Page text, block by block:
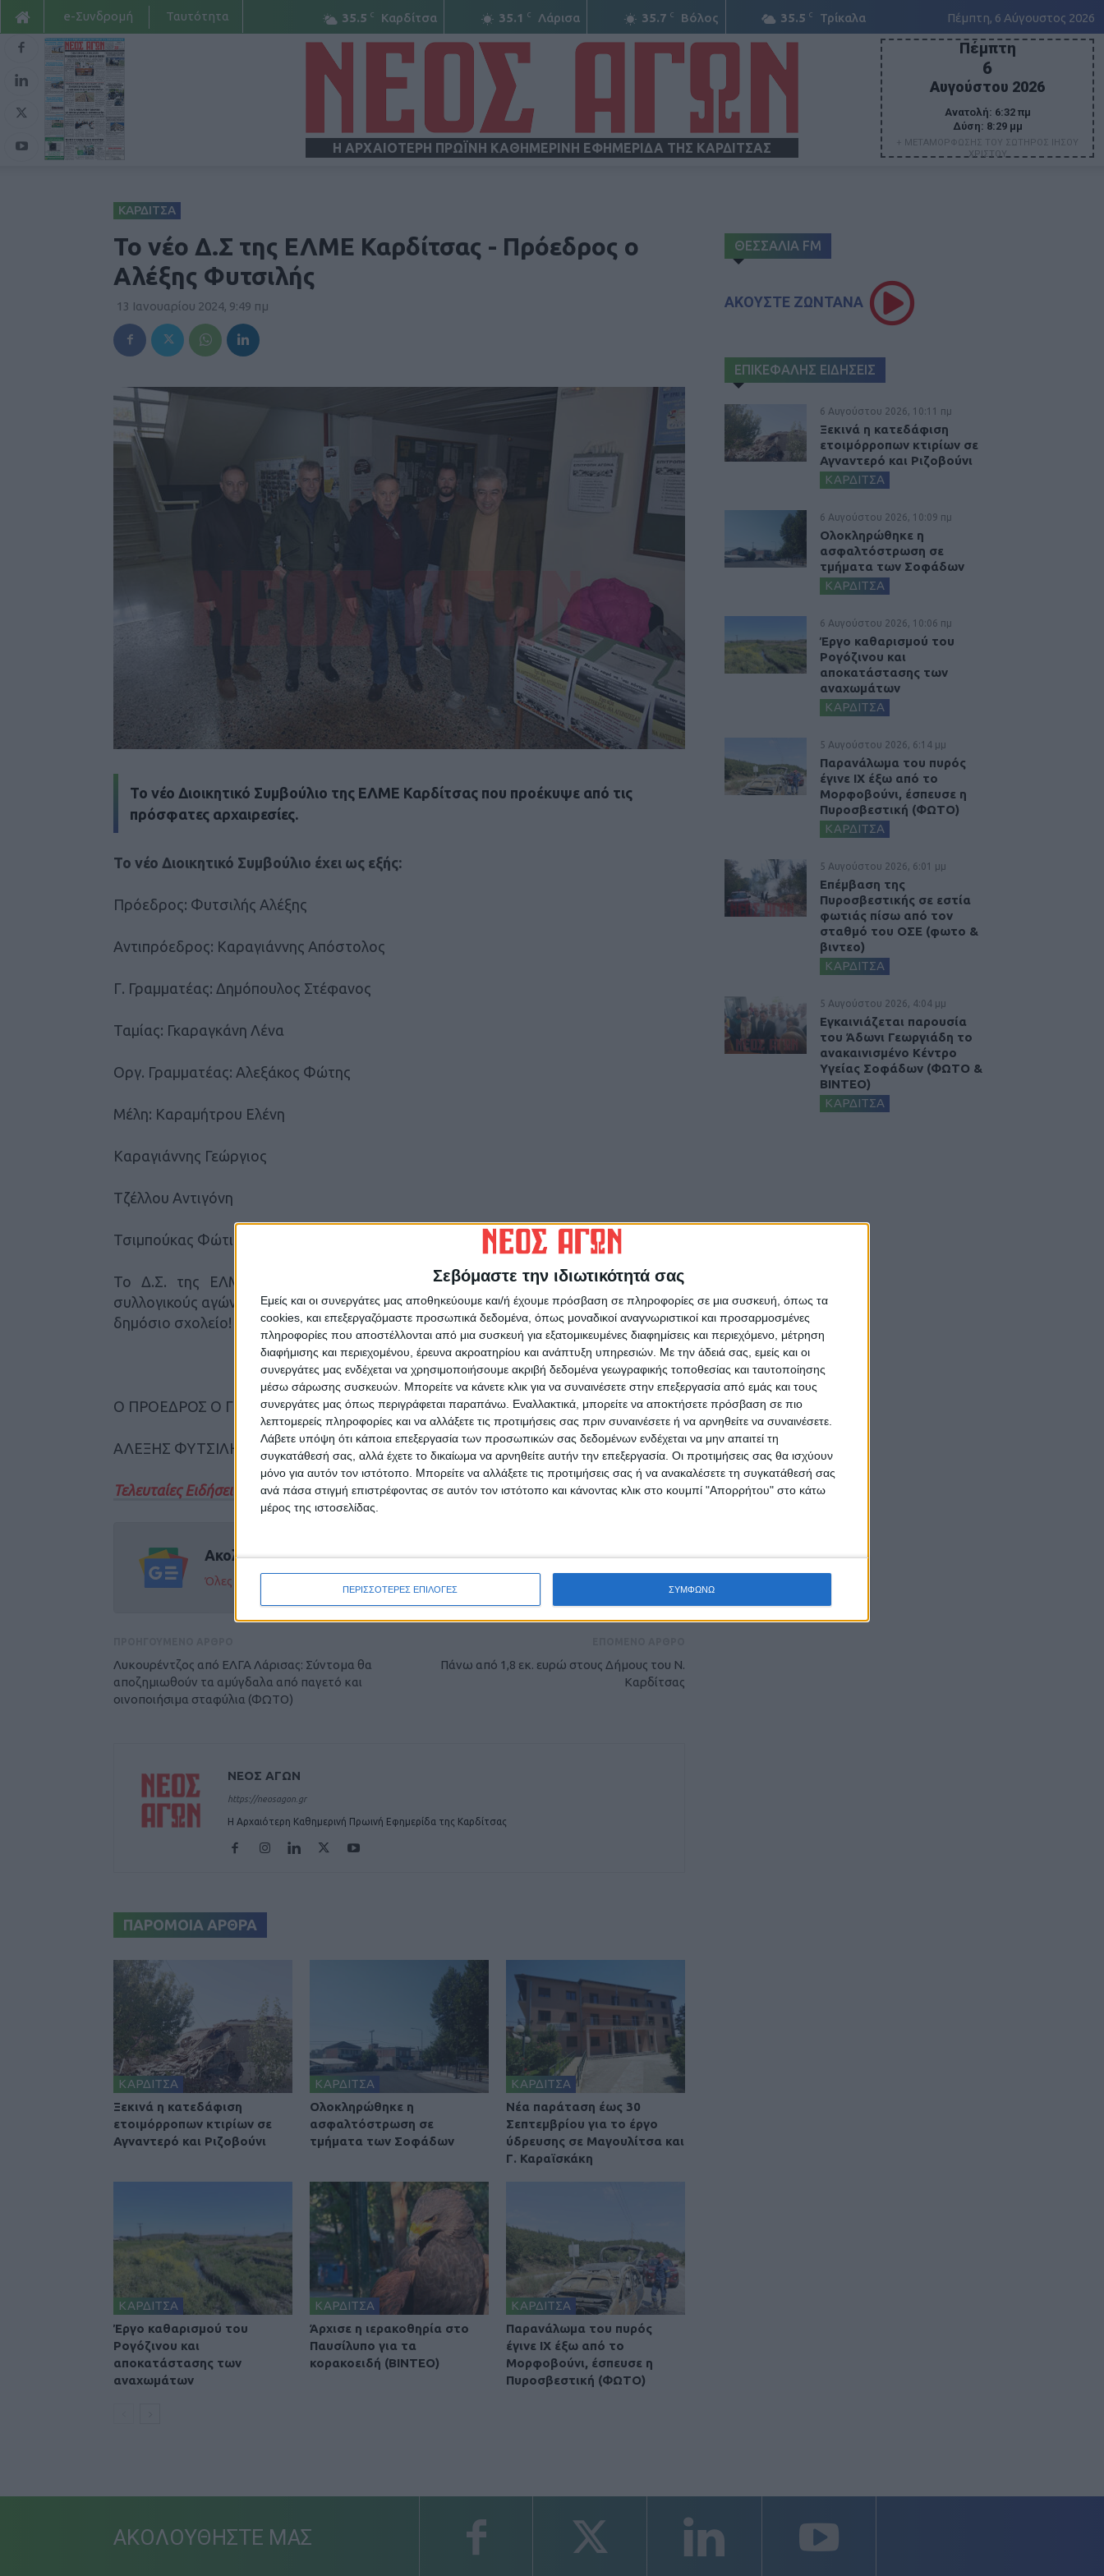
Σεβόμαστε την ιδιωτικότητά σας
Εμείς και οι συνεργάτες μας αποθηκεύουμε και/ή έχουμε πρόσβαση σε πληροφορίες σε μια συσκευή, όπως τα
cookies, και επεξεργαζόμαστε προσωπικά δεδομένα, όπως μοναδικοί αναγνωριστικοί και προσαρμοσμένες
πληροφορίες που αποστέλλονται από μια συσκευή για εξατομικευμένες διαφημίσεις και περιεχόμενο, μέτρηση
διαφήμισης και περιεχομένου, έρευνα ακροατηρίου και ανάπτυξη υπηρεσιών. Με την άδειά σας, εμείς και οι
συνεργάτες μας ενδέχεται να χρησιμοποιήσουμε ακριβή δεδομένα γεωγραφικής τοποθεσίας και ταυτοποίησης
μέσω σάρωσης συσκευών. Μπορείτε να κάνετε κλικ για να συναινέσετε στην επεξεργασία από εμάς και τους
συνεργάτες μας όπως περιγράφεται παραπάνω. Εναλλακτικά, μπορείτε να αποκτήσετε πρόσβαση σε πιο
λεπτομερείς πληροφορίες και να αλλάξετε τις προτιμήσεις σας πριν συναινέσετε ή να αρνηθείτε να συναινέσετε.
Λάβετε υπόψη ότι κάποια επεξεργασία των προσωπικών σας δεδομένων ενδέχεται να μην απαιτεί τη
συγκατάθεσή σας, αλλά έχετε το δικαίωμα να αρνηθείτε αυτήν την επεξεργασία. Οι προτιμήσεις σας θα ισχύουν
μόνο για αυτόν τον ιστότοπο. Μπορείτε να αλλάξετε τις προτιμήσεις σας ή να ανακαλέσετε τη συγκατάθεσή σας
ανά πάσα στιγμή επιστρέφοντας σε αυτόν τον ιστότοπο και κάνοντας κλικ στο κουμπί "Απορρήτου" στο κάτω
μέρος της ιστοσελίδας.
ΠΕΡΙΣΣΟΤΕΡΕΣ ΕΠΙΛΟΓΕΣ ΣΥΜΦΩΝΩ
35.5 C Καρδίτσα 35.1 C Λάρισα 35.7 C Βόλος 35.5 C Τρίκαλα Πέμπτη, 6 Αύγουστος 2026
e-Συνδρομή Ταυτότητα
Η ΑΡΧΑΙΟΤΕΡΗ ΠΡΩΪΝΗ ΚΑΘΗΜΕΡΙΝΗ ΕΦΗΜΕΡΙΔΑ ΤΗΣ ΚΑΡΔΙΤΣΑΣ
Πέμπτη
6
Αυγούστου 2026
Ανατολή: 6:32 πμ
Δύση: 8:29 μμ
+ ΜΕΤΑΜΟΡΦΩΣΗΣ ΤΟΥ ΣΩΤΗΡΟΣ ΙΗΣΟΥ
ΧΡΙΣΤΟΥ
ΚΑΡΔΙΤΣΑ
To νέο Δ.Σ της ΕΛΜΕ Καρδίτσας - Πρόεδρος ο
Αλέξης Φυτσιλής
13 Ιανουαρίου 2024, 9:49 πμ
Το νέο Διοικητικό Συμβούλιο της ΕΛΜΕ Καρδίτσας που προέκυψε από τις
πρόσφατες αρχαιρεσίες.
Το νέο Διοικητικό Συμβούλιο έχει ως εξής:
Πρόεδρος: Φυτσιλής Αλέξης
Αντιπρόεδρος: Καραγιάννης Απόστολος
Γ. Γραμματέας: Δημόπουλος Στέφανος
Ταμίας: Γκαραγκάνη Λένα
Οργ. Γραμματέας: Αλεξάκος Φώτης
Μέλη: Καραμήτρου Ελένη
Καραγιάννης Γεώργιος
Τζέλλου Αντιγόνη
Τσιμπούκας Φώτιος
Το Δ.Σ. της ΕΛΜΕ Καρδίτσας εύχεται καλή χρονιά με υγεία και δύναμη για
συλλογικούς αγώνες υπεράσπισης των δικαιωμάτων μαθητών και εκπαιδευτικών στο
δημόσιο σχολείο!
Για το Δ. Σ. της ΕΛΜΕ Καρδίτσας
Ο ΠΡΟΕΔΡΟΣ Ο Γ. ΓΡΑΜΜΑΤΕΑΣ
ΑΛΕΞΗΣ ΦΥΤΣΙΛΗΣ. ΣΤΕΦΑΝΟΣ ΔΗΜΟΠΟΥΛΟΣ
Τελευταίες Ειδήσεις Σήμερα
Ακολούθησε την εφημερίδα ΝΕΟΣ ΑΓΩΝ στο Google News!
Όλες οι εξελίξεις στην περιοχή της Καρδίτσας και ευρύτερα της Θεσσαλίας
Λυκουρέντζος από ΕΛΓΑ Λάρισας: Σύντομα θα
αποζημιωθούν τα αμύγδαλα από παγετό και
οινοποιήσιμα σταφύλια (ΦΩΤΟ)
Πάνω από 1,8 εκ. ευρώ στους Δήμους του Ν.
Καρδίτσας
ΝΕΟΣ ΑΓΩΝ
https://neosagon.gr
Η Αρχαιότερη Καθημερινή Πρωινή Εφημερίδα της Καρδίτσας
ΠΑΡΟΜΟΙΑ ΑΡΘΡΑ
ΚΑΡΔΙΤΣΑ
Ξεκινά η κατεδάφιση
ετοιμόρροπων κτιρίων σε
Αγναντερό και Ριζοβούνι
ΚΑΡΔΙΤΣΑ
Ολοκληρώθηκε η
ασφαλτόστρωση σε
τμήματα των Σοφάδων
ΚΑΡΔΙΤΣΑ
Νέα παράταση έως 30
Σεπτεμβρίου για το έργο
ύδρευσης σε Μαγουλίτσα και
Γ. Καραϊσκάκη
ΚΑΡΔΙΤΣΑ
Έργο καθαρισμού του
Ρογόζινου και
αποκατάστασης των
αναχωμάτων
ΚΑΡΔΙΤΣΑ
Άρχισε η ιερακοθηρία στο
Παυσίλυπο για τα
κορακοειδή (ΒΙΝΤΕΟ)
ΚΑΡΔΙΤΣΑ
Παρανάλωμα του πυρός
έγινε ΙΧ έξω από το
Μορφοβούνι, έσπευσε η
Πυροσβεστική (ΦΩΤΟ)
ΘΕΣΣΑΛΙΑ FM
ΑΚΟΥΣΤΕ ΖΩΝΤΑΝΑ
ΕΠΙΚΕΦΑΛΗΣ ΕΙΔΗΣΕΙΣ
6 Αυγούστου 2026, 10:11 πμ
Ξεκινά η κατεδάφιση
ετοιμόρροπων κτιρίων σε
Αγναντερό και Ριζοβούνι
ΚΑΡΔΙΤΣΑ
6 Αυγούστου 2026, 10:09 πμ
Ολοκληρώθηκε η
ασφαλτόστρωση σε
τμήματα των Σοφάδων
ΚΑΡΔΙΤΣΑ
6 Αυγούστου 2026, 10:06 πμ
Έργο καθαρισμού του
Ρογόζινου και
αποκατάστασης των
αναχωμάτων
ΚΑΡΔΙΤΣΑ
5 Αυγούστου 2026, 6:14 μμ
Παρανάλωμα του πυρός
έγινε ΙΧ έξω από το
Μορφοβούνι, έσπευσε η
Πυροσβεστική (ΦΩΤΟ)
ΚΑΡΔΙΤΣΑ
5 Αυγούστου 2026, 6:01 μμ
Επέμβαση της
Πυροσβεστικής σε εστία
φωτιάς πίσω από τον
σταθμό του ΟΣΕ (φωτο &
βιντεο)
ΚΑΡΔΙΤΣΑ
5 Αυγούστου 2026, 4:04 μμ
Εγκαινιάζεται παρουσία
του Άδωνι Γεωργιάδη το
ανακαινισμένο Κέντρο
Υγείας Σοφάδων (ΦΩΤΟ &
ΒΙΝΤΕΟ)
ΚΑΡΔΙΤΣΑ
ΑΚΟΛΟΥΘΗΣΤΕ ΜΑΣ